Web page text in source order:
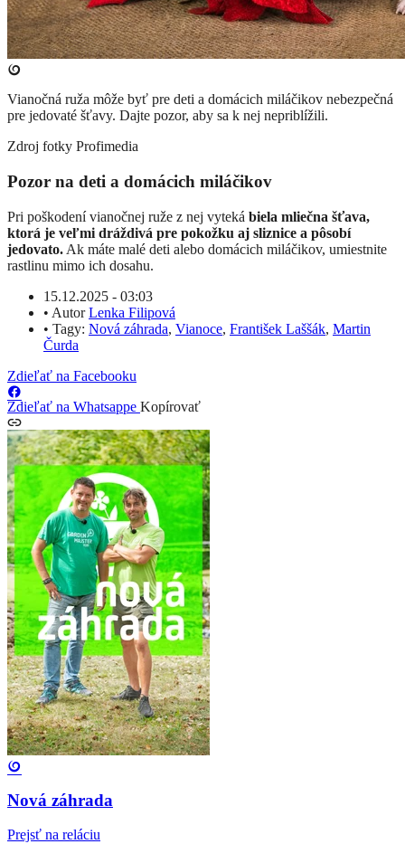
Vianočná ruža môže byť pre deti a domácich miláčikov nebezpečná
pre jedovaté šťavy. Dajte pozor, aby sa k nej nepriblížili.
Zdroj fotky Profimedia
Pozor na deti a domácich miláčikov
Pri poškodení vianočnej ruže z nej vyteká biela mliečna šťava,
ktorá je veľmi dráždivá pre pokožku aj sliznice a pôsobí
jedovato. Ak máte malé deti alebo domácich miláčikov, umiestnite
rastlinu mimo ich dosahu.
15.12.2025 - 03:03
• AutorLenka Filipová
• Tagy: Nová záhrada, Vianoce, František Laššák, Martin
Čurda
Zdieľať na Facebooku
Zdieľať na Whatsappe Kopírovať
Nová záhrada
Prejsť na reláciu